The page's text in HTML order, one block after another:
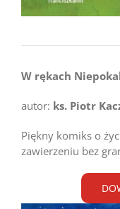
W rękach
autor: ks. Piotr
Piękny komiks o
zawierzeniu bez